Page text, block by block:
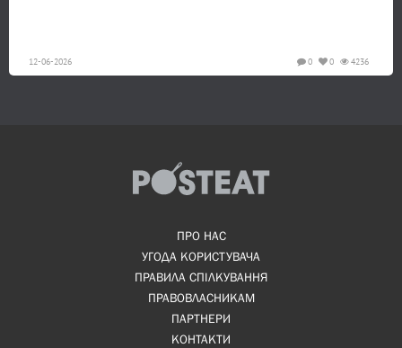
12-06-2026 4236
0
0
ПРО НАС
УГОДА КОРИСТУВАЧА
ПРАВИЛА СПІЛКУВАННЯ
ПРАВОВЛАСНИКАМ
ПАРТНЕРИ
КОНТАКТИ